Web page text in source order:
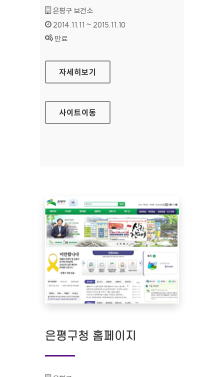
기관명 :
은평구 보건소
인증기간 :
2014.11.11 ~ 2015.11.10
상태 :
만료
은평구 보건소 홈페이지
자세히보기
사이트이동
은평구청 홈페이지